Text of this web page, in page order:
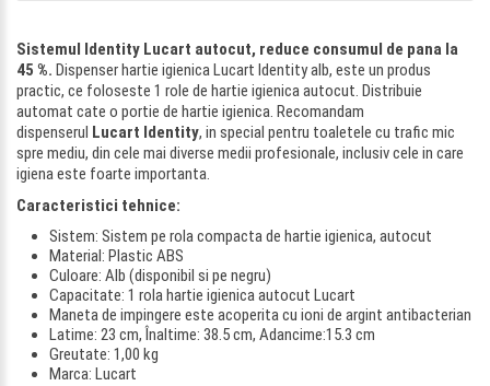
Sistemul Identity Lucart autocut, reduce consumul de pana la
45 %. Dispenser hartie igienica Lucart Identity alb, este un produs
practic, ce foloseste 1 role de hartie igienica autocut. Distribuie
automat cate o portie de hartie igienica. Recomandam
dispenserul Lucart Identity, in special pentru toaletele cu trafic mic
spre mediu, din cele mai diverse medii profesionale, inclusiv cele in care
igiena este foarte importanta.
Caracteristici tehnice:
Sistem: Sistem pe rola compacta de hartie igienica, autocut
Material: Plastic ABS
Culoare: Alb (disponibil si pe negru)
Capacitate: 1 rola hartie igienica autocut Lucart
Maneta de impingere este acoperita cu ioni de argint antibacterian
Latime: 23 cm, Înaltime: 38.5 cm, Adancime:15.3 cm
Greutate: 1,00 kg
Marca: Lucart